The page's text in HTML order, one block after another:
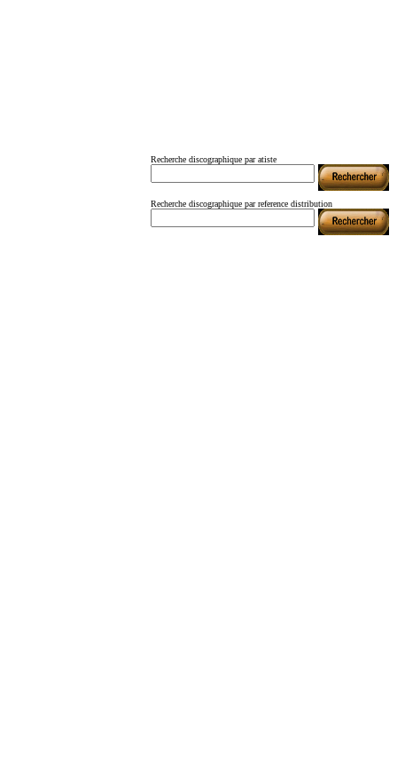
Recherche discographique par atiste
Recherche discographique par reference distribution